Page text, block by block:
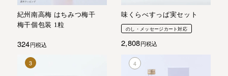
紀州南高梅 はちみつ梅干
梅干個包装 1粒
324 税込
味くらべすっぱ実セット
のし・メッセージカート対応
2,808 税込